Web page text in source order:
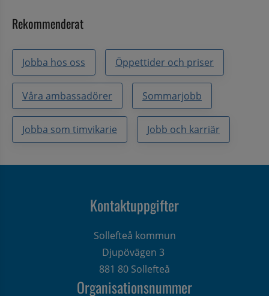
Rekommenderat
Jobba hos oss Öppettider och priser
Våra ambassadörer Sommarjobb
Jobba som timvikarie Jobb och karriär
Kontaktuppgifter
Sollefteå kommun
Djupövägen 3
881 80 Sollefteå
Organisationsnummer